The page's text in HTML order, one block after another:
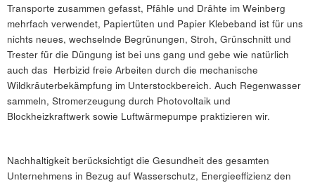
Transporte zusammen gefasst, Pfähle und Drähte im Weinberg
mehrfach verwendet, Papiertüten und Papier Klebeband ist für uns
nichts neues, wechselnde Begrünungen, Stroh, Grünschnitt und
Trester für die Düngung ist bei uns gang und gebe wie natürlich
auch das Herbizid freie Arbeiten durch die mechanische
Wildkräuterbekämpfung im Unterstockbereich. Auch Regenwasser
sammeln, Stromerzeugung durch Photovoltaik und
Blockheizkraftwerk sowie Luftwärmepumpe praktizieren wir.
Nachhaltigkeit berücksichtigt die Gesundheit des gesamten
Unternehmens in Bezug auf Wasserschutz, Energieeffizienz den